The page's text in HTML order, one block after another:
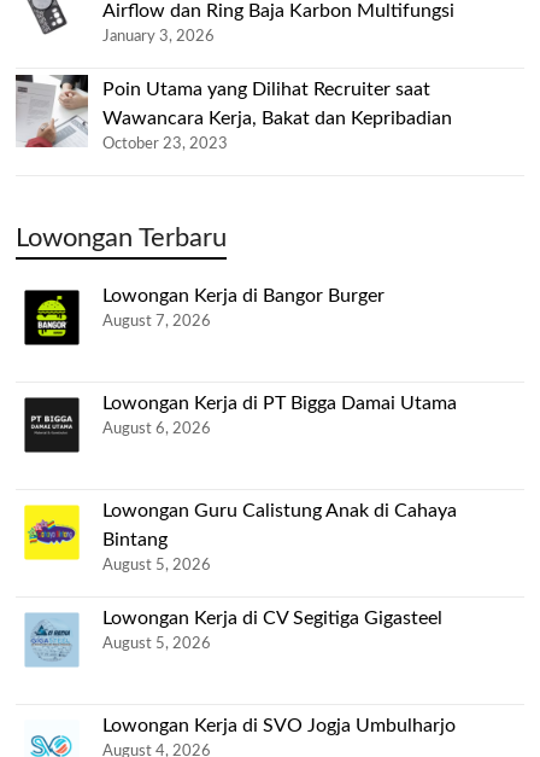
Airflow dan Ring Baja Karbon Multifungsi
January 3, 2026
Poin Utama yang Dilihat Recruiter saat
Wawancara Kerja, Bakat dan Kepribadian
October 23, 2023
Lowongan Terbaru
Lowongan Kerja di Bangor Burger
August 7, 2026
Lowongan Kerja di PT Bigga Damai Utama
August 6, 2026
Lowongan Guru Calistung Anak di Cahaya
Bintang
August 5, 2026
Lowongan Kerja di CV Segitiga Gigasteel
August 5, 2026
Lowongan Kerja di SVO Jogja Umbulharjo
August 4, 2026